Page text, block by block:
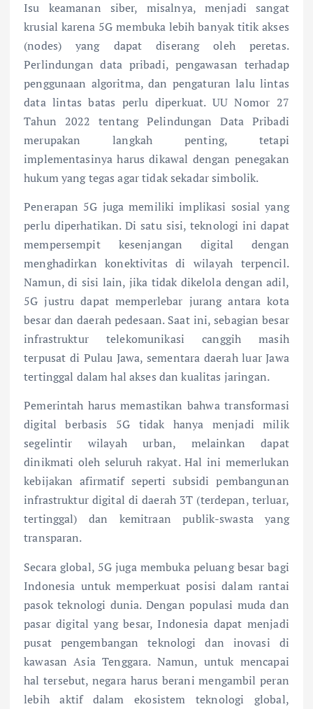
Isu keamanan siber, misalnya, menjadi sangat
krusial karena 5G membuka lebih banyak titik akses
(nodes) yang dapat diserang oleh peretas.
Perlindungan data pribadi, pengawasan terhadap
penggunaan algoritma, dan pengaturan lalu lintas
data lintas batas perlu diperkuat. UU Nomor 27
Tahun 2022 tentang Pelindungan Data Pribadi
merupakan langkah penting, tetapi
implementasinya harus dikawal dengan penegakan
hukum yang tegas agar tidak sekadar simbolik.
Penerapan 5G juga memiliki implikasi sosial yang
perlu diperhatikan. Di satu sisi, teknologi ini dapat
mempersempit kesenjangan digital dengan
menghadirkan konektivitas di wilayah terpencil.
Namun, di sisi lain, jika tidak dikelola dengan adil,
5G justru dapat memperlebar jurang antara kota
besar dan daerah pedesaan. Saat ini, sebagian besar
infrastruktur telekomunikasi canggih masih
terpusat di Pulau Jawa, sementara daerah luar Jawa
tertinggal dalam hal akses dan kualitas jaringan.
Pemerintah harus memastikan bahwa transformasi
digital berbasis 5G tidak hanya menjadi milik
segelintir wilayah urban, melainkan dapat
dinikmati oleh seluruh rakyat. Hal ini memerlukan
kebijakan afirmatif seperti subsidi pembangunan
infrastruktur digital di daerah 3T (terdepan, terluar,
tertinggal) dan kemitraan publik-swasta yang
transparan.
Secara global, 5G juga membuka peluang besar bagi
Indonesia untuk memperkuat posisi dalam rantai
pasok teknologi dunia. Dengan populasi muda dan
pasar digital yang besar, Indonesia dapat menjadi
pusat pengembangan teknologi dan inovasi di
kawasan Asia Tenggara. Namun, untuk mencapai
hal tersebut, negara harus berani mengambil peran
lebih aktif dalam ekosistem teknologi global,